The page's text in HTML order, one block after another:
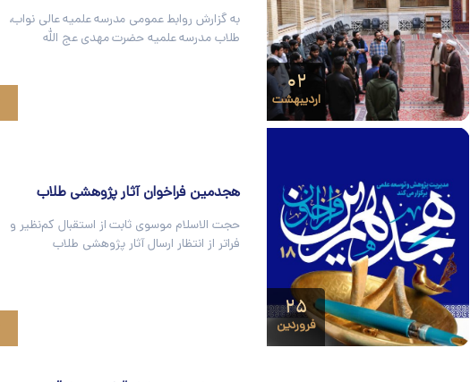
۰۲
اردیبهشت
به گزارش روابط عمومی مدرسه علمیه عالی نواب،
طلاب مدرسه علمیه حضرت مهدی عج الله
۲۵
فروردین
هجدمین فراخوان آثار پژوهشی طلاب
حجت الاسلام موسوی ثابت از استقبال کم‌نظیر و
فراتر از انتظار ارسال آثار پژوهشی طلاب